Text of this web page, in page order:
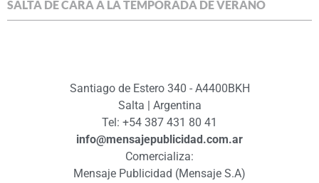
SALTA DE CARA A LA TEMPORADA DE VERANO
Santiago de Estero 340 - A4400BKH
Salta | Argentina
Tel: +54 387 431 80 41
info@mensajepublicidad.com.ar
Comercializa:
Mensaje Publicidad (Mensaje S.A)